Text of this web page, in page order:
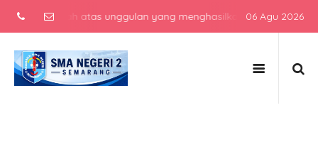
atas unggulan yang menghasilkan lulusan06 Agu 2026